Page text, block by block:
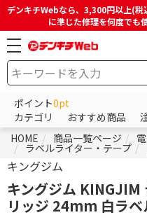
デンキチWebなら、3,300円以上(
に準じた修理を何度でも
ポイント0pt
カテゴリ
おすすめ商品
HOME
商品一覧ページ
ラベルライター・テープ
キングジム
キングジム KINGJIM
リッジ 24mm 白ラベ